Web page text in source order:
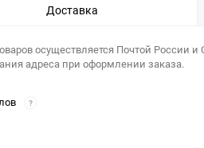
Доставка
осуществляется Почтой России
адреса при оформлении заказа.
?